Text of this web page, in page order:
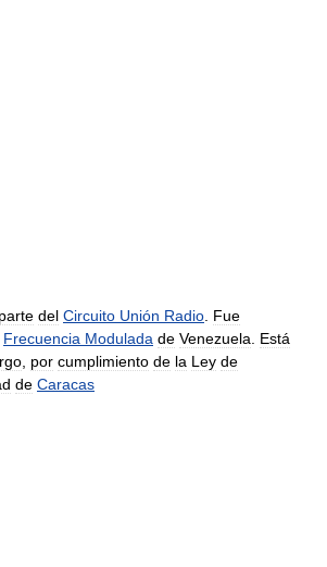
parte del Circuito Unión Radio Fue
Frecuencia Modulada de Venezuela
Está
por cumplimiento de la Ley de
de Caracas